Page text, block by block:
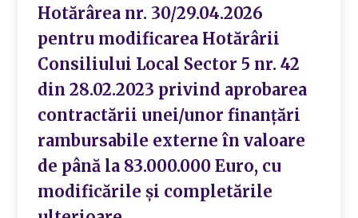
Hotărârea nr. 30/29.04.2026
pentru modificarea Hotărârii
Consiliului Local Sector 5 nr. 42
din 28.02.2023 privind aprobarea
contractării unei/unor finanțări
rambursabile externe în valoare
de până la 83.000.000 Euro, cu
modificările și completările